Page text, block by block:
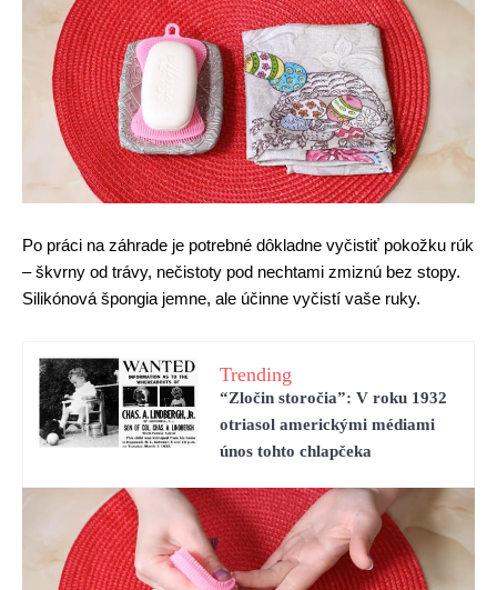
Po práci na záhrade je potrebné dôkladne vyčistiť pokožku rúk
– škvrny od trávy, nečistoty pod nechtami zmiznú bez stopy.
Silikónová špongia jemne, ale účinne vyčistí vaše ruky.
Trending
“Zločin storočia”: V roku 1932
otriasol americkými médiami
únos tohto chlapčeka